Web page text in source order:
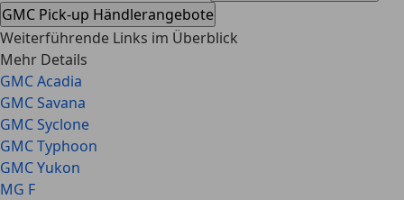
GMC Pick-up Händlerangebote
Weiterführende Links im Überblick
Mehr Details
GMC Acadia
GMC Savana
GMC Syclone
GMC Typhoon
GMC Yukon
MG F